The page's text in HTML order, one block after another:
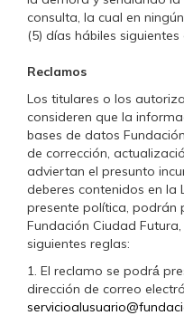
consulta, la cual en
(5) días hábiles
Reclamos
Los titulares o los
consideren que la
bases de datos
de corrección,
adviertan el presunto
deberes contenidos en la
presente política, podrán
Fundación Ciudad
siguientes reglas:
1. El reclamo se podrá́
dirección de correo